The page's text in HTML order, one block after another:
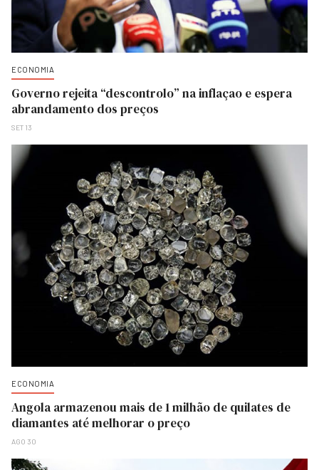
Governo rejeita “descontrolo” na inflaçao e espera
abrandamento dos preços
SET 13
Angola armazenou mais de 1 milhão de quilates de
diamantes até melhorar o preço
AGO 30